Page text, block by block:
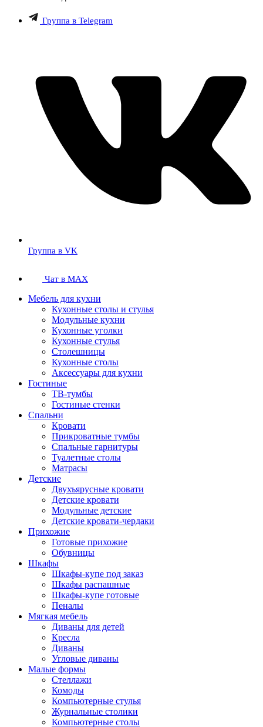
Группа в Telegram
Группа в VK
Чат в MAX
Мебель для кухни
Кухонные столы и стулья
Модульные кухни
Кухонные уголки
Кухонные стулья
Столешницы
Кухонные столы
Аксессуары для кухни
Гостиные
ТВ-тумбы
Гостиные стенки
Спальни
Кровати
Прикроватные тумбы
Спальные гарнитуры
Туалетные столы
Матрасы
Детские
Двухъярусные кровати
Детские кровати
Модульные детские
Детские кровати-чердаки
Прихожие
Готовые прихожие
Обувницы
Шкафы
Шкафы-купе под заказ
Шкафы распашные
Шкафы-купе готовые
Пеналы
Мягкая мебель
Диваны для детей
Кресла
Диваны
Угловые диваны
Малые формы
Стеллажи
Комоды
Компьютерные стулья
Журнальные столики
Компьютерные столы